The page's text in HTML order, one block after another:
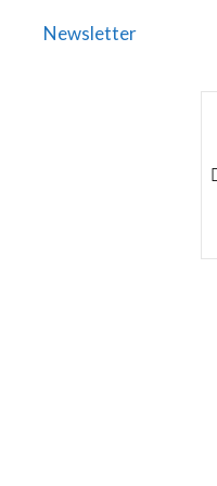
Newsletter